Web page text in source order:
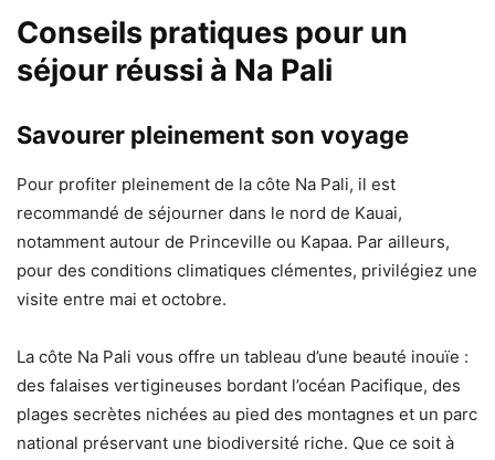
Conseils pratiques pour un
séjour réussi à Na Pali
Savourer pleinement son voyage
Pour profiter pleinement de la côte Na Pali, il est
recommandé de séjourner dans le nord de Kauai,
notamment autour de Princeville ou Kapaa. Par ailleurs,
pour des conditions climatiques clémentes, privilégiez une
visite entre mai et octobre.
La côte Na Pali vous offre un tableau d’une beauté inouïe :
des falaises vertigineuses bordant l’océan Pacifique, des
plages secrètes nichées au pied des montagnes et un parc
national préservant une biodiversité riche. Que ce soit à